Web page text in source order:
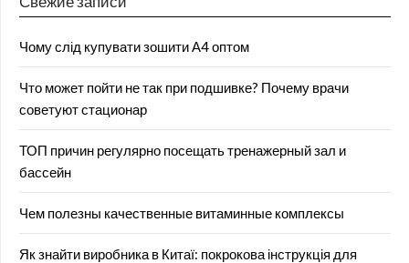
Чому слід купувати зошити А4 оптом
Что может пойти не так при подшивке? Почему врачи
советуют стационар
ТОП причин регулярно посещать тренажерный зал и
бассейн
Чем полезны качественные витаминные комплексы
Як знайти виробника в Китаї: покрокова інструкція для